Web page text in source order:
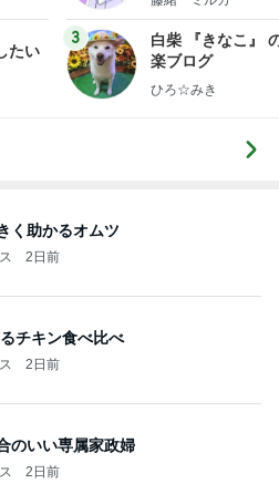
たい
3
白柴 『きなこ』
楽ブログ
ひろ☆みき
く助かるオムツ
2日前
チキン食べ比べ
2日前
のいい専属家政婦
2日前